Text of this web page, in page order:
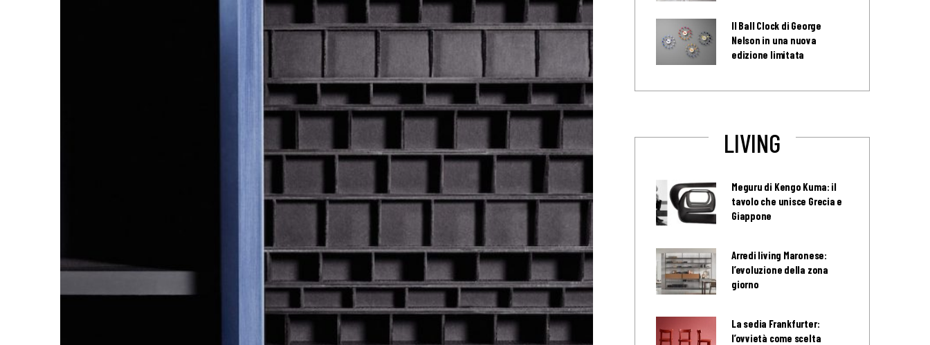
Il Ball Clock di George
Nelson in una nuova
edizione limitata
LIVING
Meguru di Kengo Kuma: il
tavolo che unisce Grecia e
Giappone
Arredi living Maronese:
l’evoluzione della zona
giorno
La sedia Frankfurter:
l’ovvietà come scelta